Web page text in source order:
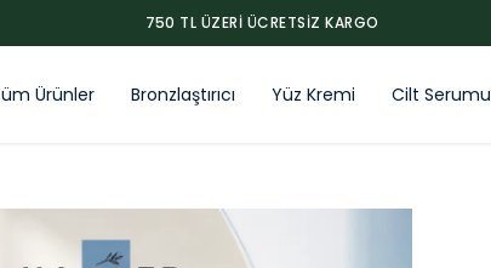
750 TL ÜZERI ÜCRETSIZ KARGO
Ürünler Bronzlaştırıcı Yüz Kremi Cilt Serumu